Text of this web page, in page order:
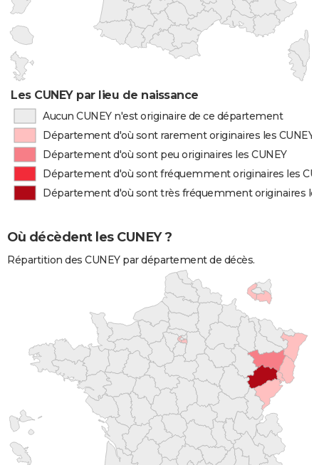
Les CUNEY par lieu de naissance
Aucun CUNEY n'est originaire de ce département
Département d'où sont rarement originaires les CUNEY
Département d'où sont peu originaires les CUNEY
Département d'où sont fréquemment originaires les
Département d'où sont très fréquemment originaires
Où décèdent les CUNEY ?
Répartition des CUNEY par département de décès.